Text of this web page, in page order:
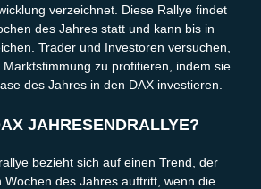
verzeichnet. Diese Rallye findet
des Jahres statt und kann bis in
Trader und Investoren versuchen,
zu profitieren, indem sie
des Jahres in den DAX investieren.
JAHRESENDRALLYE?
bezieht sich auf einen Trend, der
Wochen des Jahres auftritt, wenn die